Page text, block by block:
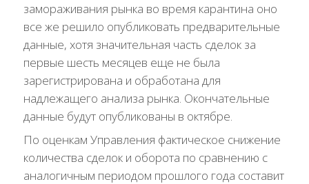
замораживания рынка во время карантина оно
все же решило опубликовать предварительные
данные, хотя значительная часть сделок за
первые шесть месяцев еще не была
зарегистрирована и обработана для
надлежащего анализа рынка. Окончательные
данные будут опубликованы в октябре.
По оценкам Управления фактическое снижение
количества сделок и оборота по сравнению с
аналогичным периодом прошлого года составит